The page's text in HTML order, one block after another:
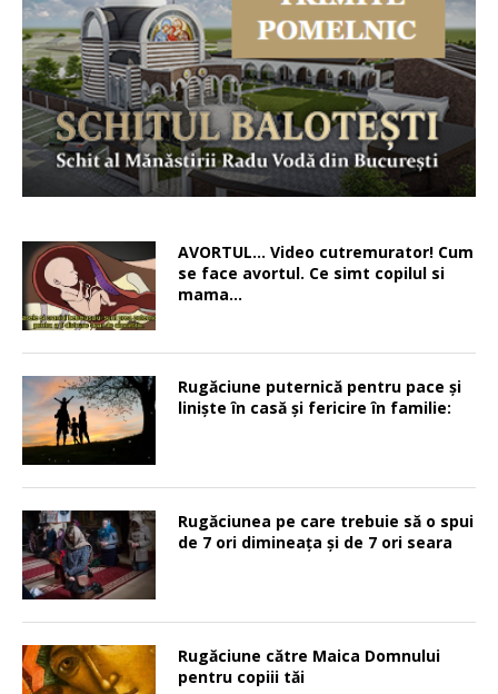
AVORTUL… Video cutremurator! Cum
se face avortul. Ce simt copilul si
mama…
Rugăciune puternică pentru pace şi
linişte în casă şi fericire în familie:
Rugăciunea pe care trebuie să o spui
de 7 ori dimineața și de 7 ori seara
Rugăciune către Maica Domnului
pentru copiii tăi